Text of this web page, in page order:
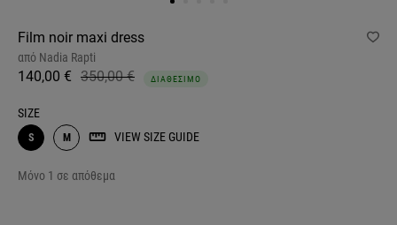
Film noir maxi dress
από Nadia Rapti
140,00 € 350,00 € ΔΙΑΘΕΣΙΜΟ
SIZE
S M VIEW SIZE GUIDE
Μόνο 1 σε απόθεμα